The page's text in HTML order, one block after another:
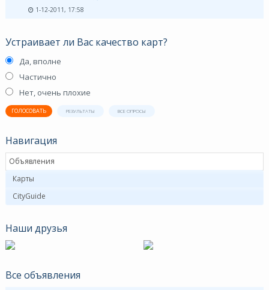
1-12-2011, 17:58
Устраивает ли Вас качество карт?
Да, вполне
Частично
Нет, очень плохие
ГОЛОСОВАТЬ РЕЗУЛЬТАТЫ ВСЕ ОПРОСЫ
Навигация
Объявления
Карты
CityGuide
Наши друзья
Все объявления